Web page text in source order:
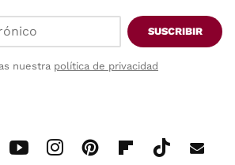
SUSCRIBIR
nuestra política de privacidad